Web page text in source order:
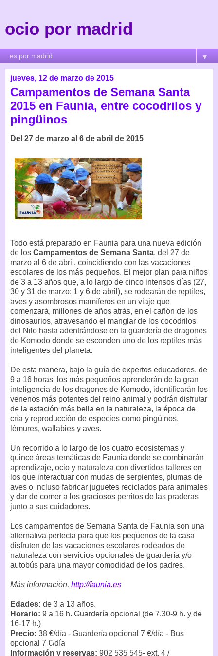
ocio por madrid
▼
jueves, 12 de marzo de 2015
Campamentos de Semana Santa
2015 en Faunia, entre cocodrilos y
pingüinos
Del 27 de marzo al 6 de abril de 2015
Todo está preparado en Faunia para una nueva edición
de los Campamentos de Semana Santa, del 27 de
marzo al 6 de abril, coincidiendo con las vacaciones
escolares de los más pequeños. El mejor plan para niños
de 3 a 13 años que, a lo largo de cinco intensos días (27,
30 y 31 de marzo; 1 y 6 de abril), se rodearán de reptiles,
aves y asombrosos mamíferos en un viaje que
comenzará, millones de años atrás, en el cañón de los
dinosaurios, atravesando el manglar de los cocodrilos
del Nilo hasta adentrándose en la guardería de dragones
de Komodo donde se esconden uno de los reptiles más
inteligentes del planeta.
De esta manera, bajo la guía de expertos educadores, de
9 a 16 horas, los más pequeños aprenderán de la gran
inteligencia de los dragones de Komodo, identificarán los
venenos más potentes del reino animal y podrán disfrutar
de la estación más bella en la naturaleza, la época de
cría y reproducción de especies como pingüinos,
lémures, wallabies y aves.
Un recorrido a lo largo de los cuatro ecosistemas y
quince áreas temáticas de Faunia donde se combinarán
aprendizaje, ocio y naturaleza con divertidos talleres en
los que interactuar con mudas de serpientes, plumas de
aves o incluso fabricar juguetes reciclados para animales
y dar de comer a los graciosos perritos de las praderas
junto a sus cuidadores.
Los campamentos de Semana Santa de Faunia son una
alternativa perfecta para que los pequeños de la casa
disfruten de las vacaciones escolares rodeados de
naturaleza con servicios opcionales de guardería y/o
autobús para una mayor comodidad de los padres.
Más información, http://faunia.es
Edades: de 3 a 13 años.
Horario: 9 a 16 h. Guardería opcional (de 7.30-9 h. y de
16-17 h.)
Precio: 38 €/día - Guardería opcional 7 €/día - Bus
opcional 7 €/día
Información y reservas: 902 535 545- ext. 4 /